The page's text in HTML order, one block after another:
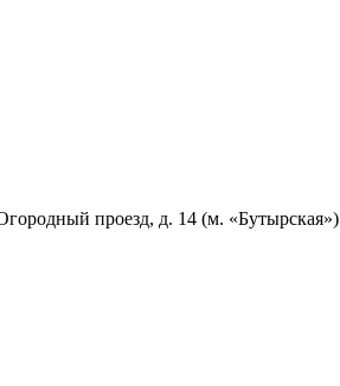
проезд, д. 14 (м. «Бутырская»)